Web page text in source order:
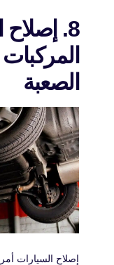
8.
الصعبة
إصلاح السيارات